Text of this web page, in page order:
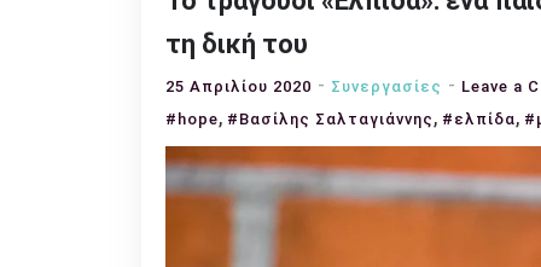
τη δική του
25 Απριλίου 2020 Συνεργασίες Leave a
#hope, #Βασίλης Σαλταγιάννης , #ελπίδα,